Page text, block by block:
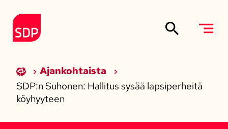
Etusivulle
Ajankohtaista
SDP:n Suhonen: Hallitus sysää lapsiperheitä
köyhyyteen